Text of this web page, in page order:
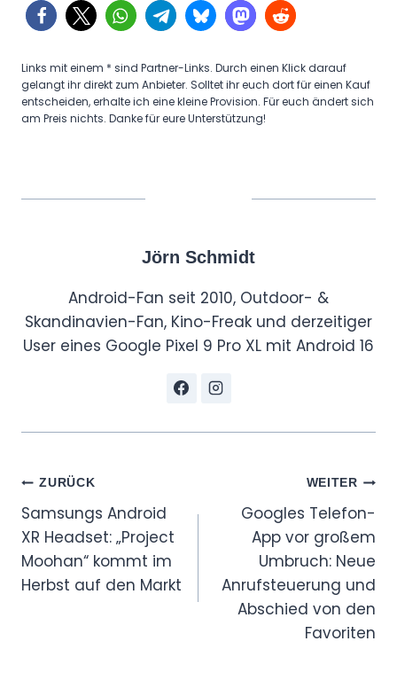
Links mit einem * sind Partner-Links. Durch einen Klick darauf
gelangt ihr direkt zum Anbieter. Solltet ihr euch dort für einen Kauf
entscheiden, erhalte ich eine kleine Provision. Für euch ändert sich
am Preis nichts. Danke für eure Unterstützung!
Jörn Schmidt
Android-Fan seit 2010, Outdoor- &
Skandinavien-Fan, Kino-Freak und derzeitiger
User eines Google Pixel 9 Pro XL mit Android 16
Beitragsnavigation
ZURÜCK
Samsungs Android
XR Headset: „Project
Moohan“ kommt im
Herbst auf den Markt
WEITER
Googles Telefon-
App vor großem
Umbruch: Neue
Anrufsteuerung und
Abschied von den
Favoriten